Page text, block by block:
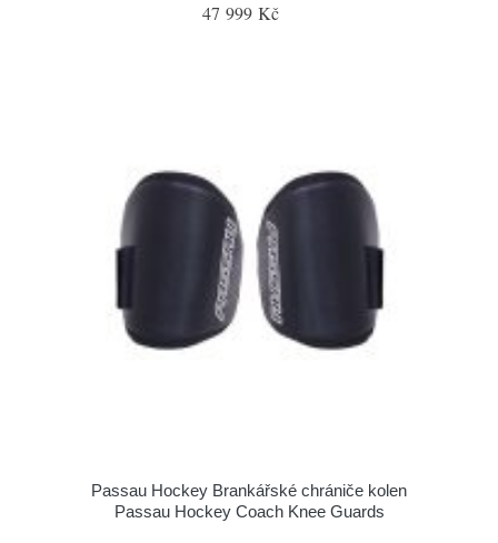
47 999 Kč
Passau Hockey Brankářské chrániče kolen
Passau Hockey Coach Knee Guards